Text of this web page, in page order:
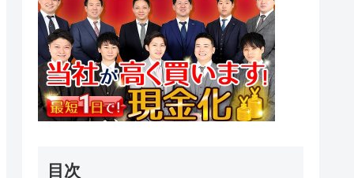
目次